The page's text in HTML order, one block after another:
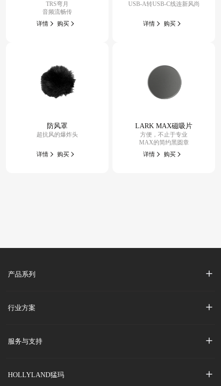
TRS弯月
音频流畅传
详情
购买
据）线
USB-A转USB-C线连新风尚
详情 购买
防风罩
超抗风的爆炸头
详情 购买
LARK MAX磁吸片
方便，不止于专业
MAX的简约黑圆章
详情
购买
产品系列
行业方案
服务与支持
HOLLYLAND猛玛